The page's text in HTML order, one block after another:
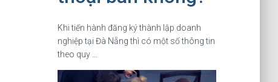
Khi tiến hành đăng ký thành lập doanh
nghiệp tại Đà Nẵng thì có một số thông tin
theo quy …